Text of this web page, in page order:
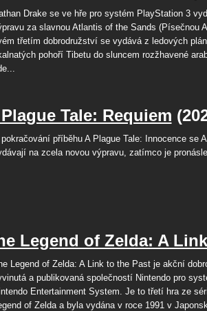
Drake se ve hře pro systém PlayStation 3
za slavnou Atlantis of the Sands (Písečnou
třetím dobrodružství se vydává z ledových
pohoří Tibetu do sluncem rozžhavené
Tale: Requiem
příběhu A Plague Tale: Innocence se
na zcela novou výpravu, zatímco je
Legend of Zelda: A
Legend of Zelda: A Link to the Past je akční
a publikovaná společností Nintendo pro
Entertainment System. Je to třetí hra ze
of Zelda a byla vydána v roce 1991 v